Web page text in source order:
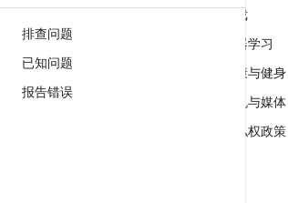
排查问题
已知问题
报告错误
适用于企业的 Android
安全
源代码
游戏
机器学习
健康与健身
相机与媒体
隐私权政策